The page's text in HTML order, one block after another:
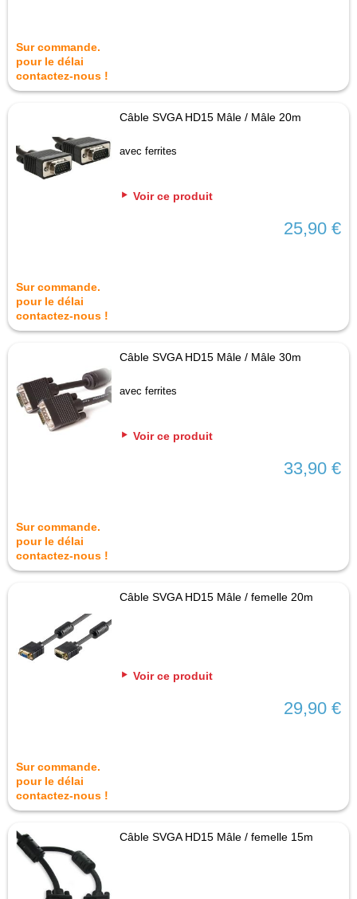
Sur commande.
pour le délai
contactez-nous !
Câble SVGA HD15 Mâle / Mâle 20m
avec ferrites
Voir ce produit
25,90 €
Sur commande.
pour le délai
contactez-nous !
Câble SVGA HD15 Mâle / Mâle 30m
avec ferrites
Voir ce produit
33,90 €
Sur commande.
pour le délai
contactez-nous !
Câble SVGA HD15 Mâle / femelle 20m
Voir ce produit
29,90 €
Sur commande.
pour le délai
contactez-nous !
Câble SVGA HD15 Mâle / femelle 15m